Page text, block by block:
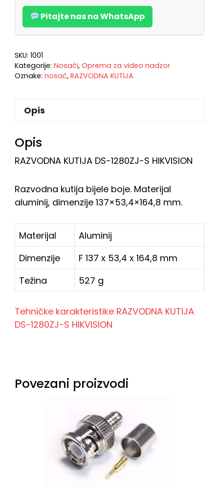
Pitajte nas na WhatsApp
SKU: 1001
Kategorije: Nosači, Oprema za video nadzor
Oznake: nosač, RAZVODNA KUTIJA
Opis
Opis
RAZVODNA KUTIJA DS-1280ZJ-S HIKVISION
Razvodna kutija bijele boje. Materijal
aluminij, dimenzije 137×53,4×164,8 mm.
Materijal
Aluminij
Dimenzije
F 137 x 53,4 x 164,8 mm
Težina
527 g
Tehničke karakteristike RAZVODNA KUTIJA
DS-1280ZJ-S HIKVISION
Povezani proizvodi